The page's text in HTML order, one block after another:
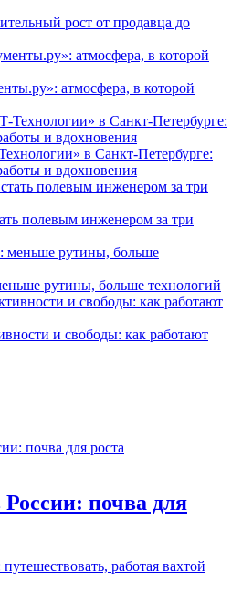
рост от продавца до
атмосфера, в которой
в Санкт-Петербурге:
и вдохновения
полевым инженером за три
рутины, больше технологий
и свободы: как работают
почва для